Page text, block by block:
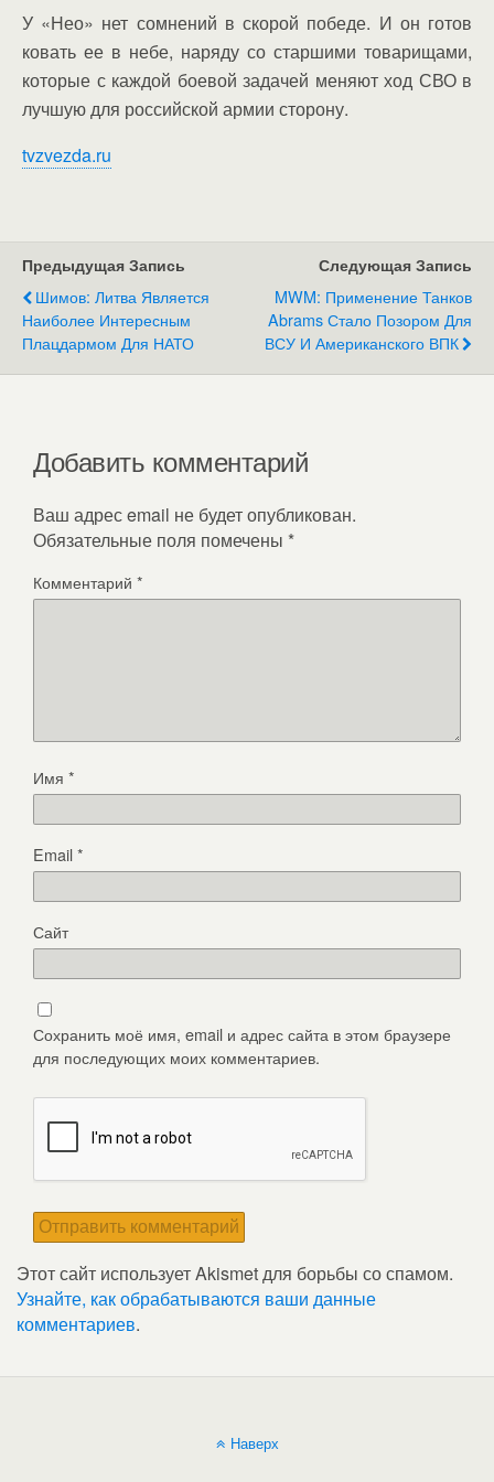
У «Нео» нет сомнений в скорой победе. И он готов
ковать ее в небе, наряду со старшими товарищами,
которые с каждой боевой задачей меняют ход СВО в
лучшую для российской армии сторону.
tvzvezda.ru
Предыдущая Запись
Шимов: Литва Является
Наиболее Интересным
Плацдармом Для НАТО
Следующая Запись
MWM: Применение Танков
Abrams Стало Позором Для
ВСУ И Американского ВПК
Добавить комментарий
Ваш адрес email не будет опубликован.
Обязательные поля помечены *
Комментарий *
Имя *
Email*
Сайт
Сохранить моё имя, email и адрес сайта в этом браузере
для последующих моих комментариев.
Этот сайт использует Akismet для борьбы со спамом.
Узнайте, как обрабатываются ваши данные
комментариев.
Наверх